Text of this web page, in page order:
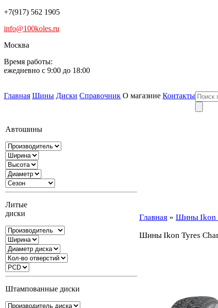
+7(917) 562 1905
info@100koles.ru
Москва
Время работы:
ежедневно с 9:00 до 18:00
Главная Шины Диски Справочник О магазине Контакты
Автошины
Литые
диски
Штампованные диски
Главная » Шины Ikon
Шины Ikon Tyres